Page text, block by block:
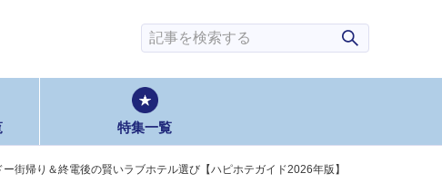
特集一覧
街帰り＆終電後の賢いラブホテル選び【ハピホテガイド2026年版】